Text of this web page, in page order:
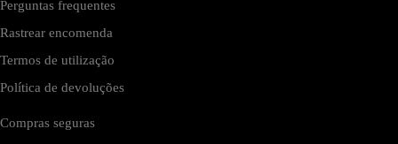
Perguntas frequentes
Rastrear encomenda
Termos de utilização
Política de devoluções
Compras seguras